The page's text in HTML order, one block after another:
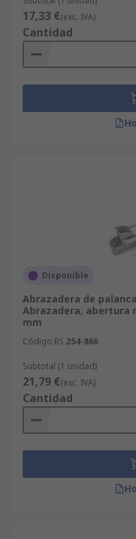
17,33 €(exc. IVA)
Cantidad
Disponible
Abrazadera de
Abrazadera, abertura
mm
Código RS 254-866
Subtotal (1 unidad)
21,79 €(exc. IVA)
Cantidad